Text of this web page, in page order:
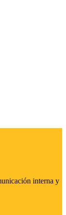
interna y